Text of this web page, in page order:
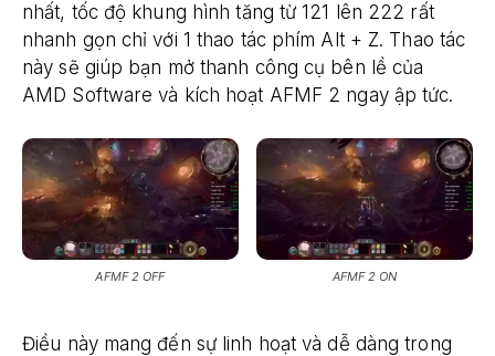
nhất, tốc độ khung hình tăng từ 121 lên 222 rất
nhanh gọn chỉ với 1 thao tác phím Alt + Z. Thao tác
này sẽ giúp bạn mở thanh công cụ bên lề của
AMD Software và kích hoạt AFMF 2 ngay ập tức.
AFMF 2 OFF AFMF 2 ON
Điều này mang đến sự linh hoạt và dễ dàng trong